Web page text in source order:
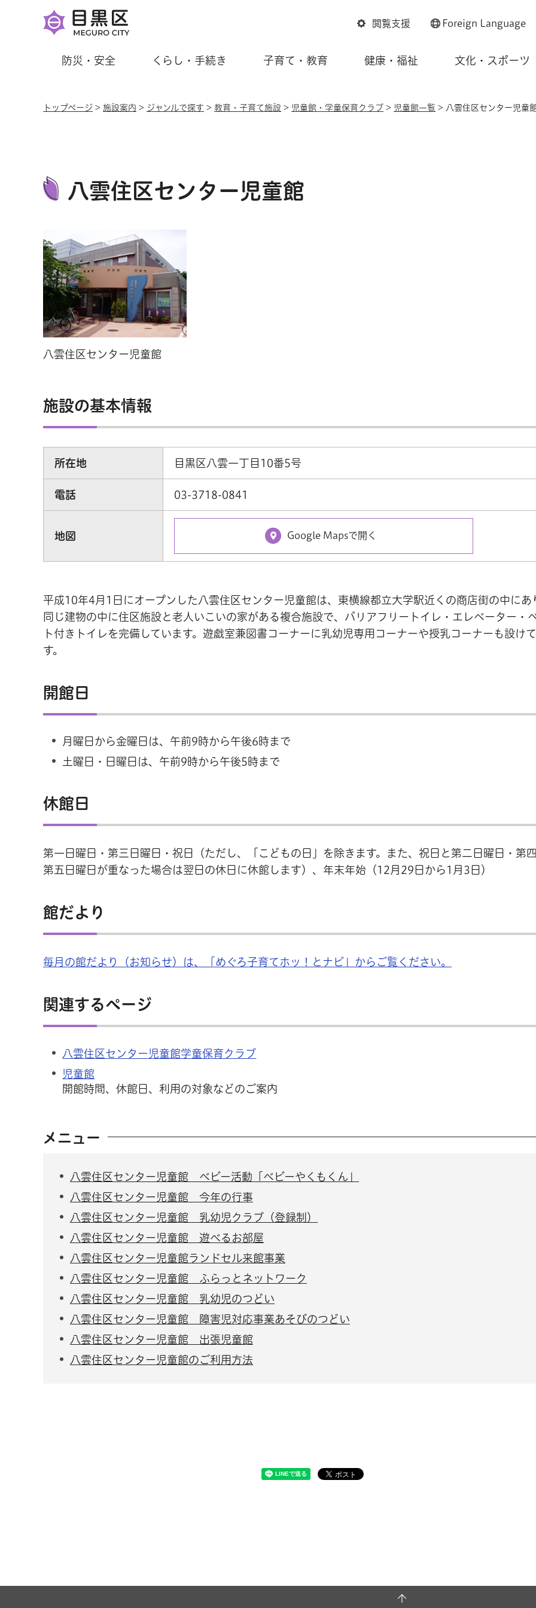
閲覧支援 Foreign Language
防災・安全 くらし・手続き 子育て・教育 健康・福祉 文化・スポーツ
トップページ > 施設案内 > ジャンルで探す > 教育・子育て施設 > 児童館・学童保育クラブ > 児童館一覧 > 八雲住区センター児童
八雲住区センター児童館
八雲住区センター児童館
施設の基本情報
所在地 目黒区八雲一丁目10番5号
電話 03-3718-0841
地図 Google Mapsで開く
平成10年4月1日にオープンした八雲住区センター児童館は、東横線都立大学駅近くの商店街の中にあ
同じ建物の中に住区施設と老人いこいの家がある複合施設で、バリアフリートイレ・エレベーター・
ト付きトイレを完備しています。遊戯室兼図書コーナーに乳幼児専用コーナーや授乳コーナーも設け
す。
開館日
月曜日から金曜日は、午前9時から午後6時まで
土曜日・日曜日は、午前9時から午後5時まで
休館日
第一日曜日・第三日曜日・祝日（ただし、「こどもの日」を除きます。また、祝日と第二日曜日・第
第五日曜日が重なった場合は翌日の休日に休館します）、年末年始（12月29日から1月3日）
館だより
毎月の館だより（お知らせ）は、「めぐろ子育てホッ！とナビ」からご覧ください。
関連するページ
八雲住区センター児童館学童保育クラブ
児童館
開館時間、休館日、利用の対象などのご案内
メニュー
八雲住区センター児童館 ベビー活動「ベビーやくもくん」
八雲住区センター児童館 今年の行事
八雲住区センター児童館 乳幼児クラブ（登録制）
八雲住区センター児童館 遊べるお部屋
八雲住区センター児童館ランドセル来館事業
八雲住区センター児童館 ふらっとネットワーク
八雲住区センター児童館 乳幼児のつどい
八雲住区センター児童館 障害児対応事業あそびのつどい
八雲住区センター児童館 出張児童館
八雲住区センター児童館のご利用方法